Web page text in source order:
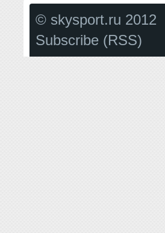
© skysport.ru 2012
Subscribe (RSS)